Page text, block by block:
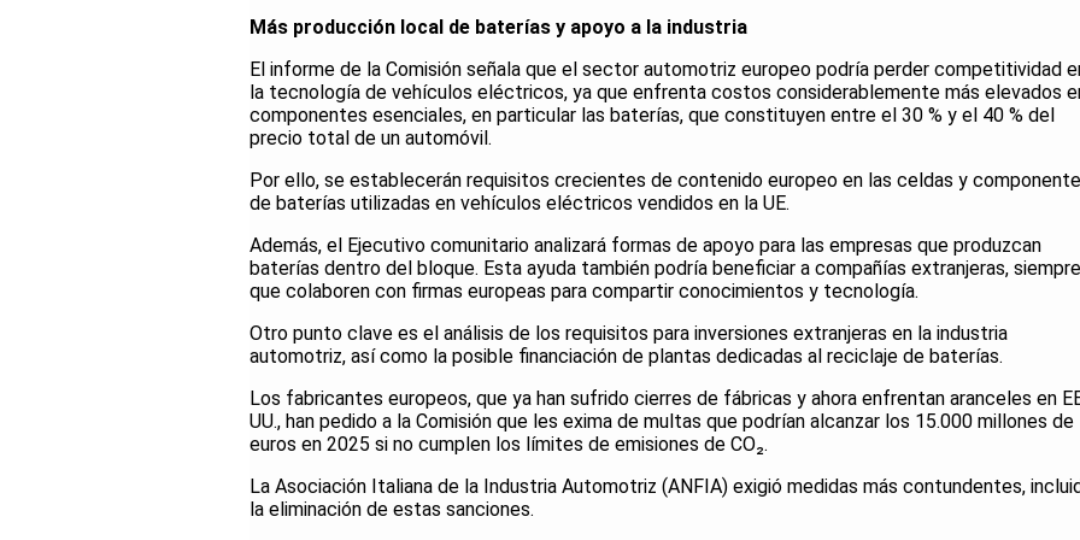
Más producción local de baterías y apoyo a la industria
El informe de la Comisión señala que el sector automotriz europeo podría perder competitividad
la tecnología de vehículos eléctricos, ya que enfrenta costos considerablemente más elevados
componentes esenciales, en particular las baterías, que constituyen entre el 30 % y el 40 % del
precio total de un automóvil.
Por ello, se establecerán requisitos crecientes de contenido europeo en las celdas y
de baterías utilizadas en vehículos eléctricos vendidos en la UE.
Además, el Ejecutivo comunitario analizará formas de apoyo para las empresas que produzcan
baterías dentro del bloque. Esta ayuda también podría beneficiar a compañías extranjeras, siempre
que colaboren con firmas europeas para compartir conocimientos y tecnología.
Otro punto clave es el análisis de los requisitos para inversiones extranjeras en la industria
automotriz, así como la posible financiación de plantas dedicadas al reciclaje de baterías.
Los fabricantes europeos, que ya han sufrido cierres de fábricas y ahora enfrentan aranceles en
UU., han pedido a la Comisión que les exima de multas que podrían alcanzar los 15.000 millones de
euros en 2025 si no cumplen los límites de emisiones de CO₂.
La Asociación Italiana de la Industria Automotriz (ANFIA) exigió medidas más contundentes,
la eliminación de estas sanciones.